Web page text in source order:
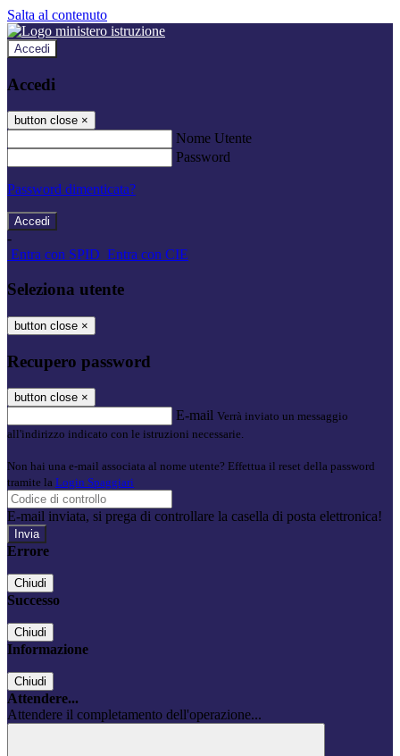
Salta al contenuto
Accedi
Accedi
button close ×
Nome Utente
Password
Password dimenticata?
-
Entra con SPID Entra con CIE
Seleziona utente
button close ×
Recupero password
button close ×
E-mail Verrà inviato un messaggio
all'indirizzo indicato con le istruzioni necessarie.
Non hai una e-mail associata al nome utente? Effettua il reset della password
tramite la Login Spaggiari
E-mail inviata, si prega di controllare la casella di posta elettronica!
Errore
Chiudi
Successo
Chiudi
Informazione
Chiudi
Attendere...
Attendere il completamento dell'operazione...